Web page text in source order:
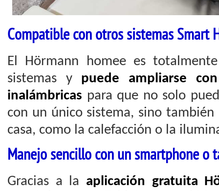
Compatible con otros sistemas Smart
El Hörmann homee es
sistemas y puede ampliarse
inalámbricas para que no solo
con un único sistema, sino
casa, como la calefacción o la
Manejo sencillo con un smartphone o
Gracias a la aplicación gratuita